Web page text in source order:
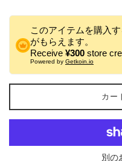
このアイテムを購入す
がもらえます。
Receive ¥300 store
Powered by Getkoin.io
カー
別の